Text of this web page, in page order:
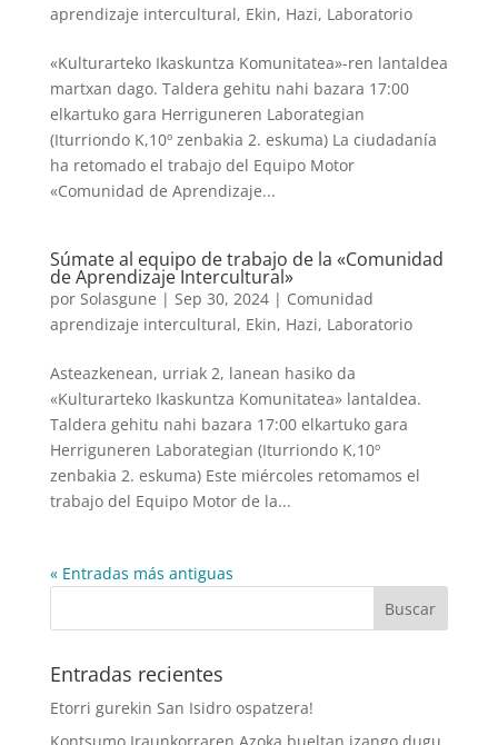
aprendizaje intercultural, Ekin, Hazi, Laboratorio
«Kulturarteko Ikaskuntza Komunitatea»-ren lantaldea
martxan dago. Taldera gehitu nahi bazara 17:00
elkartuko gara Herriguneren Laborategian
(Iturriondo K,10º zenbakia 2. eskuma) La ciudadanía
ha retomado el trabajo del Equipo Motor
«Comunidad de Aprendizaje...
Súmate al equipo de trabajo de la «Comunidad
de Aprendizaje Intercultural»
por Solasgune | Sep 30, 2024| Comunidad
aprendizaje intercultural, Ekin, Hazi, Laboratorio
Asteazkenean, urriak 2, lanean hasiko da
«Kulturarteko Ikaskuntza Komunitatea» lantaldea.
Taldera gehitu nahi bazara 17:00 elkartuko gara
Herriguneren Laborategian (Iturriondo K,10º
zenbakia 2. eskuma) Este miércoles retomamos el
trabajo del Equipo Motor de la...
« Entradas más antiguas
Entradas recientes
Etorri gurekin San Isidro ospatzera!